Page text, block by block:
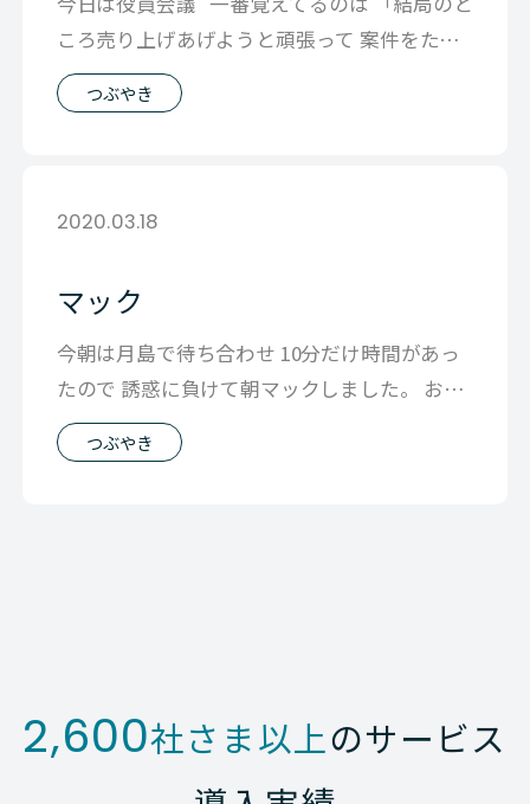
ころ売り上げあげようと頑張って 案件をたく
さんとって 忙しくな
つぶやき
2020.03.18
マック
今朝は月島で待ち合わせ 10分だけ時間があっ
たので 誘惑に負けて朝マックしました。 おか
げで1日元気 世代なのかな！？
つぶやき
2,600社さま以上のサービス